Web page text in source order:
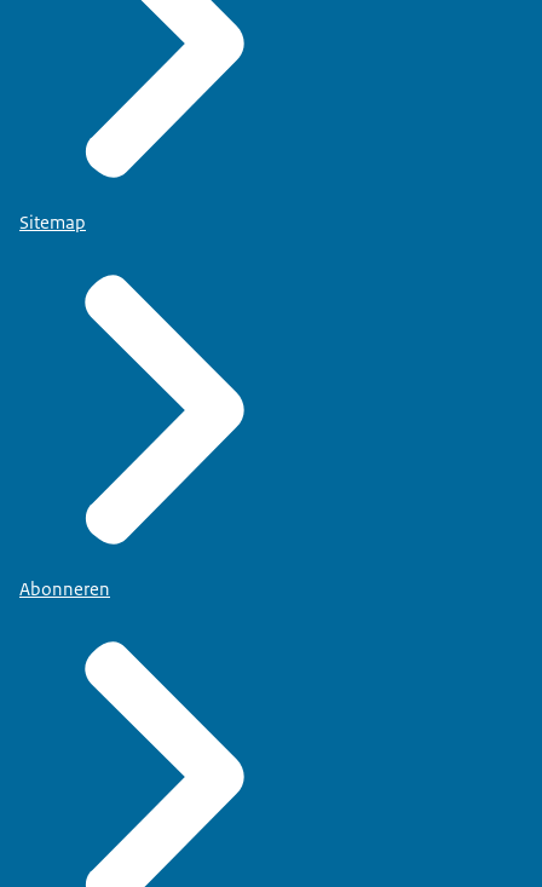
Sitemap
Abonneren